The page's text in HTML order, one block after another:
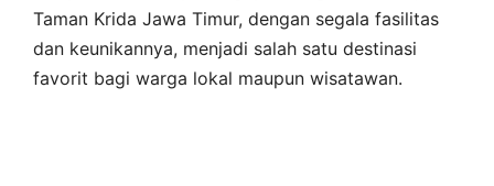
Taman Krida Jawa Timur, dengan segala fasilitas
dan keunikannya, menjadi salah satu destinasi
favorit bagi warga lokal maupun wisatawan.